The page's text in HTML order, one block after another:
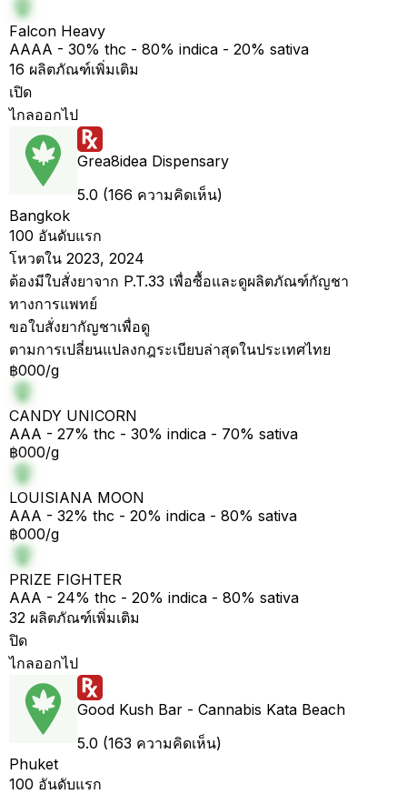
Falcon Heavy
AAAA - 30% thc - 80% indica - 20% sativa
16 ผลิตภัณฑ์เพิ่มเติม
เปิด
ไกลออกไป
Grea8idea Dispensary
5.0 (166 ความคิดเห็น)
Bangkok
100 อันดับแรก
โหวตใน 2023, 2024
ต้องมีใบสั่งยาจาก P.T.33 เพื่อซื้อและดูผลิตภัณฑ์กัญชา
ทางการแพทย์
ขอใบสั่งยากัญชาเพื่อดู
ตามการเปลี่ยนแปลงกฎระเบียบล่าสุดในประเทศไทย
฿000/g
CANDY UNICORN
AAA - 27% thc - 30% indica - 70% sativa
฿000/g
LOUISIANA MOON
AAA - 32% thc - 20% indica - 80% sativa
฿000/g
PRIZE FIGHTER
AAA - 24% thc - 20% indica - 80% sativa
32 ผลิตภัณฑ์เพิ่มเติม
ปิด
ไกลออกไป
Good Kush Bar - Cannabis Kata Beach
5.0 (163 ความคิดเห็น)
Phuket
100 อันดับแรก